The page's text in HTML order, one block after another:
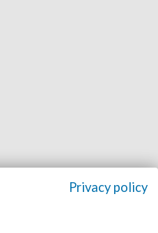
Privacy policy